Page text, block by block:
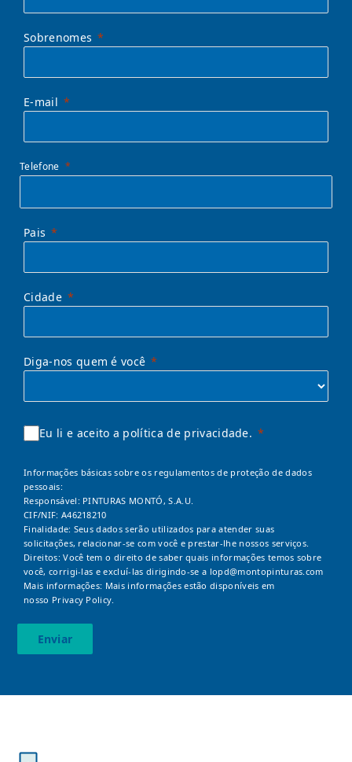
Sobrenomes
E-mail
Telefone
Pais
Cidade
Diga-nos quem é você
Eu li e aceito a política de privacidade.
Informações básicas sobre os regulamentos de proteção de dados
pessoais:
Responsável: PINTURAS MONTÓ, S.A.U.
CIF/NIF: A46218210
Finalidade: Seus dados serão utilizados para atender suas
solicitações, relacionar-se com você e prestar-lhe nossos serviços.
Direitos: Você tem o direito de saber quais informações temos sobre
você, corrigi-las e excluí-las dirigindo-se a lopd@montopinturas.com
Mais informações: Mais informações estão disponíveis em
nosso Privacy Policy.
Enviar